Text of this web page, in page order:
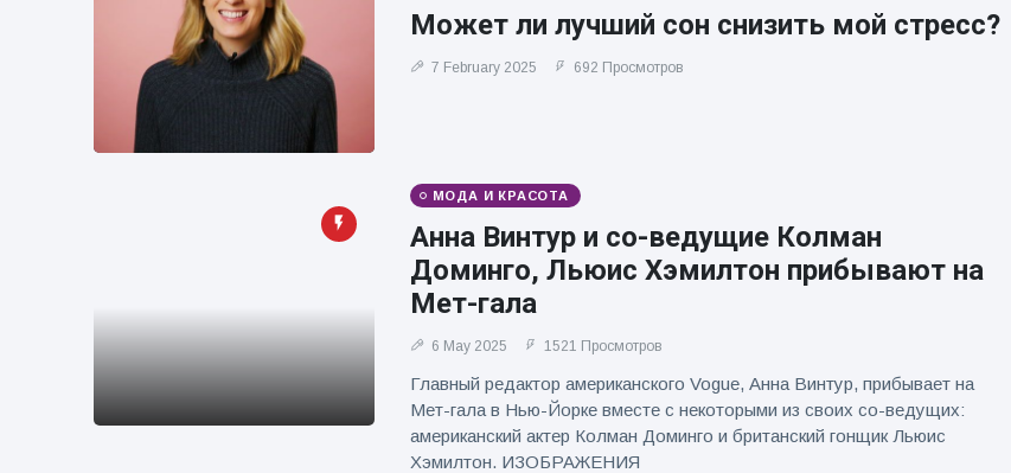
Может ли лучший сон снизить мой стресс?
7 February 2025 692 Просмотров
МОДА И КРАСОТА
Анна Винтур и со-ведущие Колман
Доминго, Льюис Хэмилтон прибывают на
Мет-гала
6 May 2025 1521 Просмотров
Главный редактор американского Vogue, Анна Винтур, прибывает на
Мет-гала в Нью-Йорке вместе с некоторыми из своих со-ведущих:
американский актер Колман Доминго и британский гонщик Льюис
Хэмилтон. ИЗОБРАЖЕНИЯ